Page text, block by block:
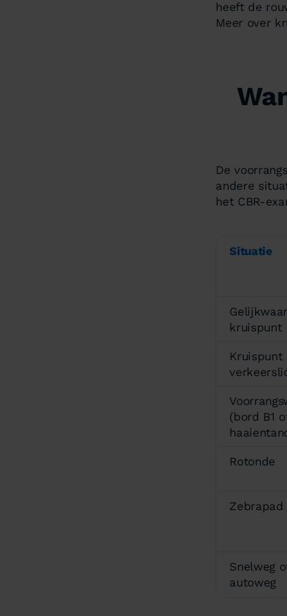
heeft de
Meer over
De
andere
het CBR-
Situatie
kruispunt
Kruispunt
(bord B1
Rotonde
Zebrapad
Snelweg
autoweg